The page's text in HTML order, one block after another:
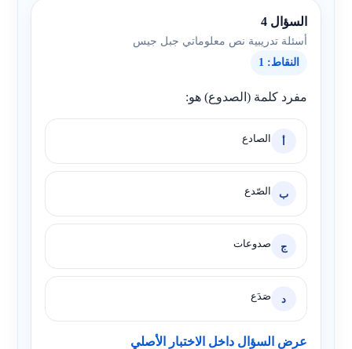
السؤال 4
أسئلة تدريبية نص معلوماتي جبل جيس
النقاط: 1
مفرد كلمة (الصدوع) هو:
أ الصادع
ب الصّدع
ج صدوعات
د صَدَع
عرض السؤال داخل الاختبار الأصلي